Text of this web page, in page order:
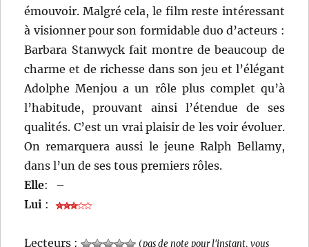
émouvoir. Malgré cela, le film reste intéressant
à visionner pour son formidable duo d’acteurs :
Barbara Stanwyck fait montre de beaucoup de
charme et de richesse dans son jeu et l’élégant
Adolphe Menjou a un rôle plus complet qu’à
l’habitude, prouvant ainsi l’étendue de ses
qualités. C’est un vrai plaisir de les voir évoluer.
On remarquera aussi le jeune Ralph Bellamy,
dans l’un de ses tous premiers rôles.
Elle:
–
Lui :
Lecteurs : (pas de note pour l'instant, vous